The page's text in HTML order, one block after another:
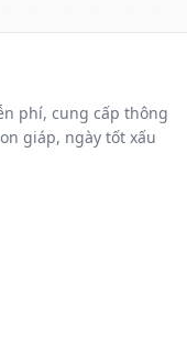
phí, cung cấp thông
giáp, ngày tốt xấu